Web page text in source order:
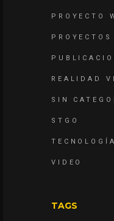
PROYECTO
PROYECTOS
REALIDAD
SIN
STGO
TECNOLOGÍA
VIDEO
TAGS